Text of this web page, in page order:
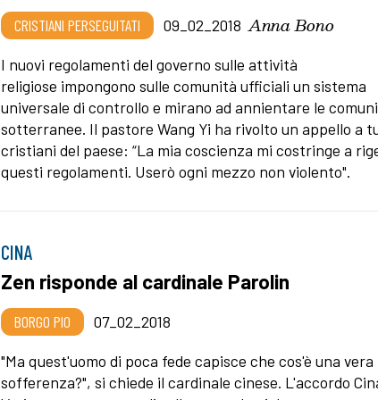
CRISTIANI PERSEGUITATI 09_02_2018 Anna Bono
I nuovi regolamenti del governo sulle attività
religiose impongono sulle comunità ufficiali un sistema
universale di controllo e mirano ad annientare le
sotterranee. Il pastore Wang Yi ha rivolto un appello a
cristiani del paese: “La mia coscienza mi costringe a
questi regolamenti. Userò ogni mezzo non violento".
CINA
Zen risponde al cardinale Parolin
BORGO PIO
07_02_2018
"Ma quest'uomo di poca fede capisce che cos'è una vera
sofferenza?", si chiede il cardinale cinese. L'accordo